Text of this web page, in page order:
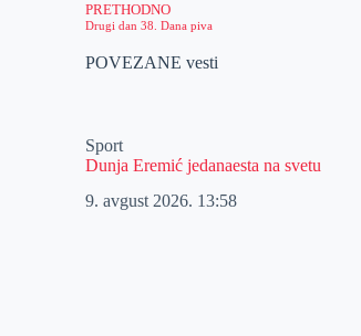
PRETHODNO
Drugi dan 38. Dana piva
POVEZANE vesti
Sport
Dunja Eremić jedanaesta na svetu
9. avgust 2026. 13:58